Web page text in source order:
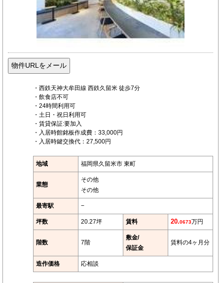
・西鉄天神大牟田線 西鉄久留米 徒歩7分
・飲食店不可
・24時間利用可
・土日・祝日利用可
・賃貸保証:要加入
・入居時館銘板作成費：33,000円
・入居時鍵交換代：27,500円
地域 福岡県久留米市 東町
業態
その他
その他
最寄駅 −
坪数 20.27坪 賃料 20.0673万円
階数 7階
敷金/
保証金
賃料の4ヶ月分
造作価格 応相談